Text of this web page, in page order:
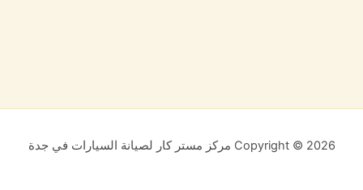
Copyright © 2026 مركز مستر كار لصيانة السيارات في جدة